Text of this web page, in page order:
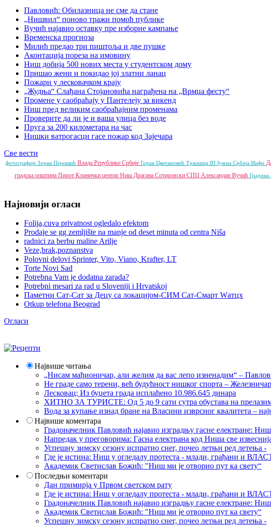
Павловић: Обилазница не сме да стане
„Нишвил“ поново тражи помоћ публике
Вучић најавио оставку пре изборне кампање
Временска прогноза
Милић предао три пиштоља и две пушке
Аконтација пореза на имовину
Ниш добија 500 нових места у студентском дому
Пришао жени и покидао јој златни ланац
Пожари у лесковачком крају
„Жудња“ Слађана Стојановића награђена на „Врмџа фесту“
Промене у саобраћају у Пантелеју за викенд
Ниш пред великим саобраћајним променама
Проверите да ли је и ваша улица без воде
Пруга за 200 километара на час
Нишки ватрогасци гасе пожар код Зајечара
Све вести
фотографије Зоран Перишић Влада Републике Србије Горан Цветановић Тржница ЈП Јужна Србија Инфо
градска општина Пирот Клинички центар Ниш Драгана Сотировски СПЦ Александар Вучић Градина
Најновији огласи
Folija,cuva privatnost ogledalo efektom
Prodaje se gg zemljište na manje od deset minuta od centra Niša
radnici za berbu maline Arilje
Veze,brak,poznanstva
Polovni delovi Sprinter, Vito, Viano, Krafter, LT
Torte Novi Sad
Potrebna Vam je dodatna zarada?
Potrebni mesari za rad u Sloveniji i Hrvatskoj
Паметни Сат-Сат за Децу са локацијом-СИМ Сат-Смарт Wатцх
Otkup telefona Beograd
Огласи
Највише читања
„Нисам мађионичар, али желим да вас лепо изненадим“ –
Не граде само терени, већ будућност нишког спорта –
Лесковац; Из буџета града исплаћено 10.986.645 динара
ХИТНО ЗА ТУРИСТЕ: Од 5 до 9 сати сутра обустава на прелазима
Вода за купање изнад бране на Власини изврсног квалитета –
Највише коментара
Градоначелник Павловић најавио изградњу гасне електране: Ниш
Напредак у преговорима: Гасна електрана код Ниша све
Успешну зимску сезону испратио снег, почео летњи ред летења -
Где је истина: Ниш у огледалу протеста - млади, грађани и
Академик Светислав Божић: "Ниш ми је отворио пут ка свету“
Последњи коментари
Дан примирја у Првом светском рату
Где је истина: Ниш у огледалу протеста - млади, грађани и
Градоначелник Павловић најавио изградњу гасне електране: Ниш
Академик Светислав Божић: "Ниш ми је отворио пут ка свету“
Успешну зимску сезону испратио снег, почео летњи ред летења -